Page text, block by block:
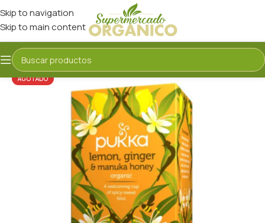
Skip to navigation
Skip to main content
AGOTADO